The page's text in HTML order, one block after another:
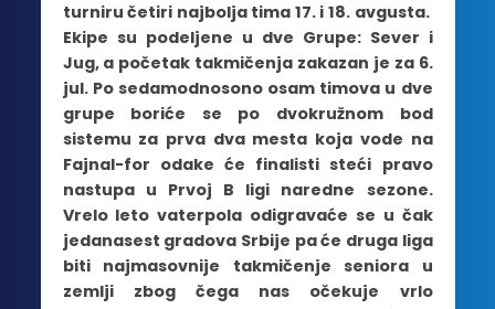
turniru četiri najbolja tima 17. i 18. avgusta.
Ekipe su podeljene u dve Grupe: Sever i
Jug, a početak takmičenja zakazan je za 6.
jul. Po sedamodnosono osam timova u dve
grupe boriće se po dvokružnom bod
sistemu za prva dva mesta koja vode na
Fajnal-for odake će finalisti steći pravo
nastupa u Prvoj B ligi naredne sezone.
Vrelo leto vaterpola odigravaće se u čak
jedanasest gradova Srbije pa će druga liga
biti najmasovnije takmičenje seniora u
zemlji zbog čega nas očekuje vrlo